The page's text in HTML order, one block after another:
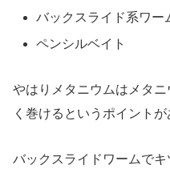
バックスライド系ワー
ペンシルベイト
やはりメタニウムはメタ
く巻けるというポイント
バックスライドワームで